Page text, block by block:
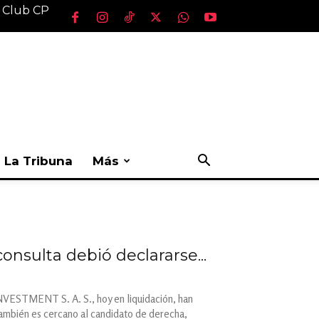
CP
La Tribuna Más
debió declararse...
S. A. S., hoy en liquidación, han
es cercano al candidato de derecha,